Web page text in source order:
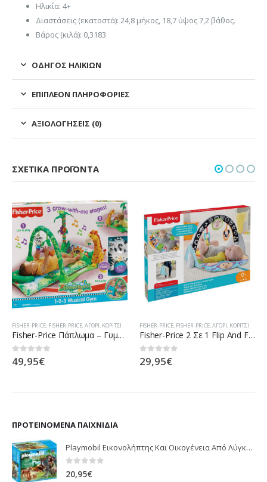
Ηλικία: 4+
Διαστάσεις (εκατοστά): 24,8 μήκος, 18,7 ύψος 7,2 βάθος.
Βάρος (κιλά): 0,3183
ΟΔΗΓΌΣ ΗΛΙΚΙΏΝ
ΕΠΙΠΛΈΟΝ ΠΛΗΡΟΦΟΡΊΕΣ
ΑΞΙΟΛΟΓΉΣΕΙΣ (0)
ΣΧΕΤΙΚΆ ΠΡΟΪΌΝΤΑ
FISHER-PRICE, FISHER-PRICE,ΑΓΌΡΙ, ΚΟΡΊΤΣΙ
Fisher-Price Πάπλωμα – Γυμναστήριο Rainforest L1664
0out of 5
49,95€
FISHER-PRICE, FISHER-PRICE,ΑΓΌΡΙ, ΚΟΡΊΤΣΙ
Fisher-Price 2 Σε 1 Flip And Fun Φορητό Γυμναστήριο FXC14
0out of 5
29,95€
ΠΡΟΤΕΙΝΌΜΕΝΑ ΠΑΙΧΝΊΔΙΑ
Playmobil Εικονολήπτης Και Οικογένεια Από Λύγκες 5561
0 out of 5
20,95€